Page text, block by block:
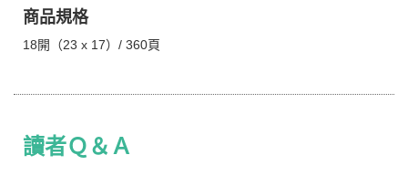
商品規格
18開（23 x 17）/ 360頁
讀者Ｑ＆Ａ